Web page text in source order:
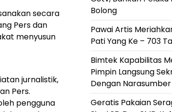
secara
Pers dan
menyusun
jurnalistik,
Pers.
pengguna
Bolong
Pawai Artis
Pati Yang Ke – 703
Bimtek Kapabilitas
Pimpin Langsung
Dengan
Geratis Pakaian